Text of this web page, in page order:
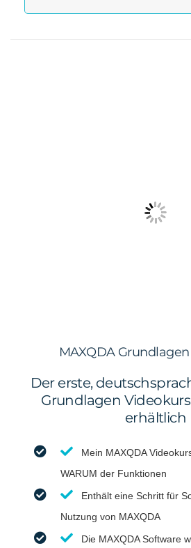
MAXQDA
Der erste,
Grundlagen
erhältlich
Mein MAXQDA
WARUM der Funktionen
Enthält eine Schritt für
Nutzung von MAXQDA
Die MAXQDA Software